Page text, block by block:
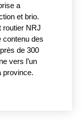
a
et brio.
routier NRJ
contenu des
de 300
vers l’un
province.